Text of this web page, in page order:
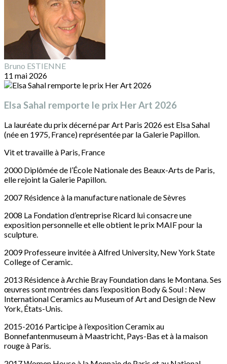
Bruno ESTIENNE
11 mai 2026
Elsa Sahal remporte le prix Her Art 2026
La lauréate du prix décerné par Art Paris 2026 est Elsa Sahal
(née en 1975, France) représentée par la Galerie Papillon.
Vit et travaille à Paris, France
2000 Diplômée de l’École Nationale des Beaux-Arts de Paris,
elle rejoint la Galerie Papillon.
2007 Résidence à la manufacture nationale de Sèvres
2008 La Fondation d’entreprise Ricard lui consacre une
exposition personnelle et elle obtient le prix MAIF pour la
sculpture.
2009 Professeure invitée à Alfred University, New York State
College of Ceramic.
2013 Résidence à Archie Bray Foundation dans le Montana. Ses
œuvres sont montrées dans l’exposition Body & Soul : New
International Ceramics au Museum of Art and Design de New
York, États-Unis.
2015-2016 Participe à l’exposition Ceramix au
Bonnefantenmuseum à Maastricht, Pays-Bas et à la maison
rouge à Paris.